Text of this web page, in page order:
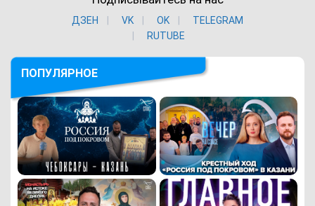
ДЗЕН VK ОK
TELEGRAM
RUTUBE
ПОПУЛЯРНОЕ